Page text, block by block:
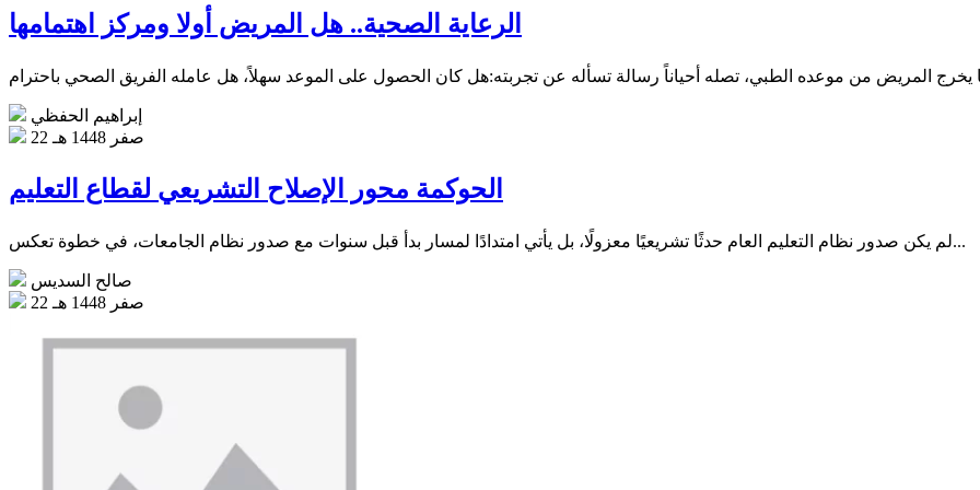
الرعاية الصحية.. هل المريض أولا ومركز اهتمامها
إبراهيم الحفظي
22 صفر 1448 هـ
الحوكمة محور الإصلاح التشريعي لقطاع التعليم
لم يكن صدور نظام التعليم العام حدثًا تشريعيًا معزولًا، بل يأتي امتدادًا لمسار بدأ قبل سنوات مع صدور نظام الجامعات، في خطوة تعكس...
صالح السديس
22 صفر 1448 هـ